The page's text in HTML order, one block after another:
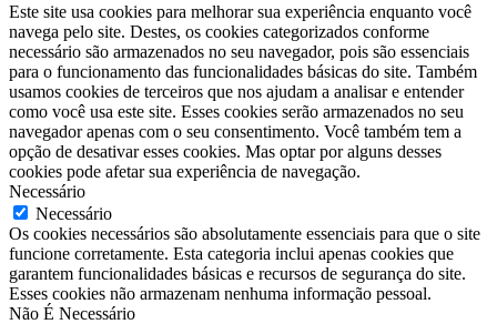
Este site usa cookies para melhorar sua experiência enquanto você
navega pelo site. Destes, os cookies categorizados conforme
necessário são armazenados no seu navegador, pois são essenciais
para o funcionamento das funcionalidades básicas do site. Também
usamos cookies de terceiros que nos ajudam a analisar e entender
como você usa este site. Esses cookies serão armazenados no seu
navegador apenas com o seu consentimento. Você também tem a
opção de desativar esses cookies. Mas optar por alguns desses
cookies pode afetar sua experiência de navegação.
Necessário
Necessário
Os cookies necessários são absolutamente essenciais para que o site
funcione corretamente. Esta categoria inclui apenas cookies que
garantem funcionalidades básicas e recursos de segurança do site.
Esses cookies não armazenam nenhuma informação pessoal.
Não É Necessário